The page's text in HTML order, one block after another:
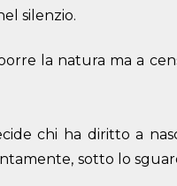
silenzio.
la natura ma a
chi ha diritto a
sotto lo